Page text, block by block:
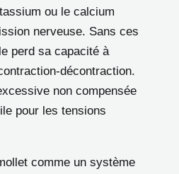
ou le calcium
nerveuse. Sans ces
perd sa capacité à
décontraction.
non compensée
pour les tensions
comme un système